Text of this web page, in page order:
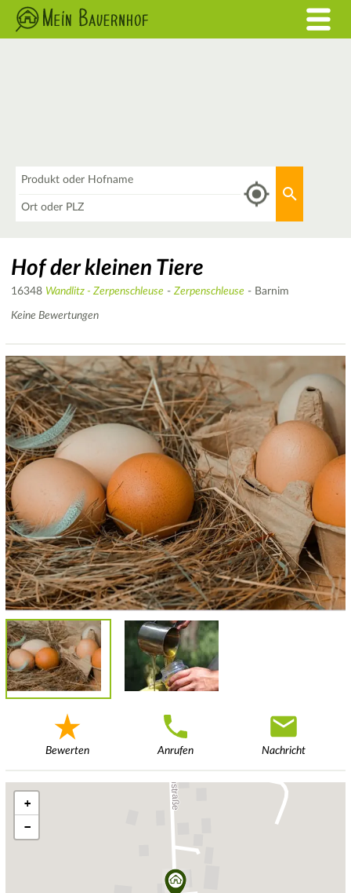
Hof der kleinen Tiere
16348 Wandlitz - Zerpenschleuse - Zerpenschleuse - Barnim
Keine Bewertungen
Bewerten Anrufen Nachricht
+
−